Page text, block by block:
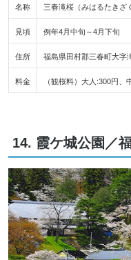
名称 三春滝桜（みはるたきざ
見頃 例年4月中旬～4月下旬
住所 福島県田村郡三春町大字
料金 （観桜料）大人:300円、
14. 霞ケ城公園／